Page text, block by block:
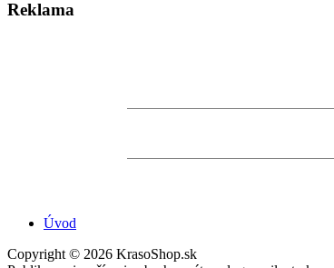
Reklama
Úvod
Copyright © 2026 KrasoShop.sk